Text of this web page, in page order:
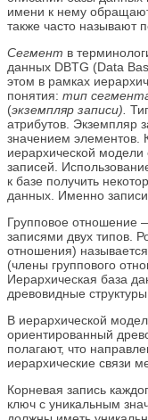
имени к нему
также часто называют
Сегмент в
данных DBTG (Data
этом в рамках
понятия: тип
(экземпляр записи).
атрибутов. Экземпляр
значением элементов.
иерархической
записей.
к базе получить
данных. Именно
Групповое отношение
записями двух типов.
отношения)
(члены группового
Иерархическая база
древовидные структуры.
В иерархической
ориентированный
полагают, что
иерархические связи
Корневая запись
ключ с уникальным